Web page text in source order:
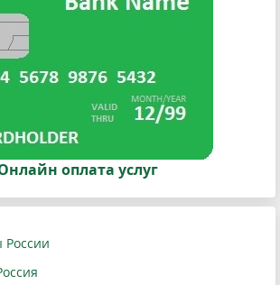
оплата услуг